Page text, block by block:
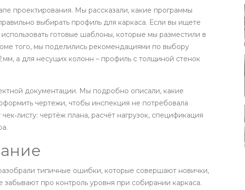
проектирования. Мы рассказали, какие программы
выбирать профиль для каркаса. Если вы ищете
готовые шаблоны, которые мы разместили в
того, мы поделились рекомендациями по выбору
а для несущих колонн – профиль с толщиной стенок
документации. Мы подробно описали, какие
чертежи, чтобы инспекция не потребовала
чертёж плана, расчёт нагрузок, спецификация
типичные ошибки, которые совершают новички,
забывают про контроль уровня при собирании каркаса.